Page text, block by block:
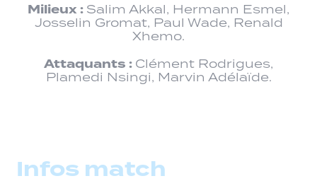
Milieux : Salim Akkal, Hermann Esmel,
Josselin Gromat, Paul Wade, Renald
Xhemo.
Attaquants : Clément Rodrigues,
Plamedi Nsingi, Marvin Adélaïde.
Infos match